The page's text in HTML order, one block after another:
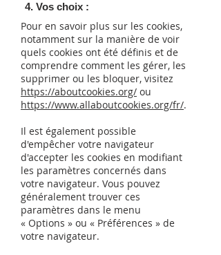
4. Vos choix :
Pour en savoir plus sur les cookies,
notamment sur la manière de voir
quels cookies ont été définis et de
comprendre comment les gérer, les
supprimer ou les bloquer, visitez
https://aboutcookies.org/ ou
https://www.allaboutcookies.org/fr/.
Il est également possible
d'empêcher votre navigateur
d'accepter les cookies en modifiant
les paramètres concernés dans
votre navigateur. Vous pouvez
généralement trouver ces
paramètres dans le menu
« Options » ou « Préférences » de
votre navigateur.